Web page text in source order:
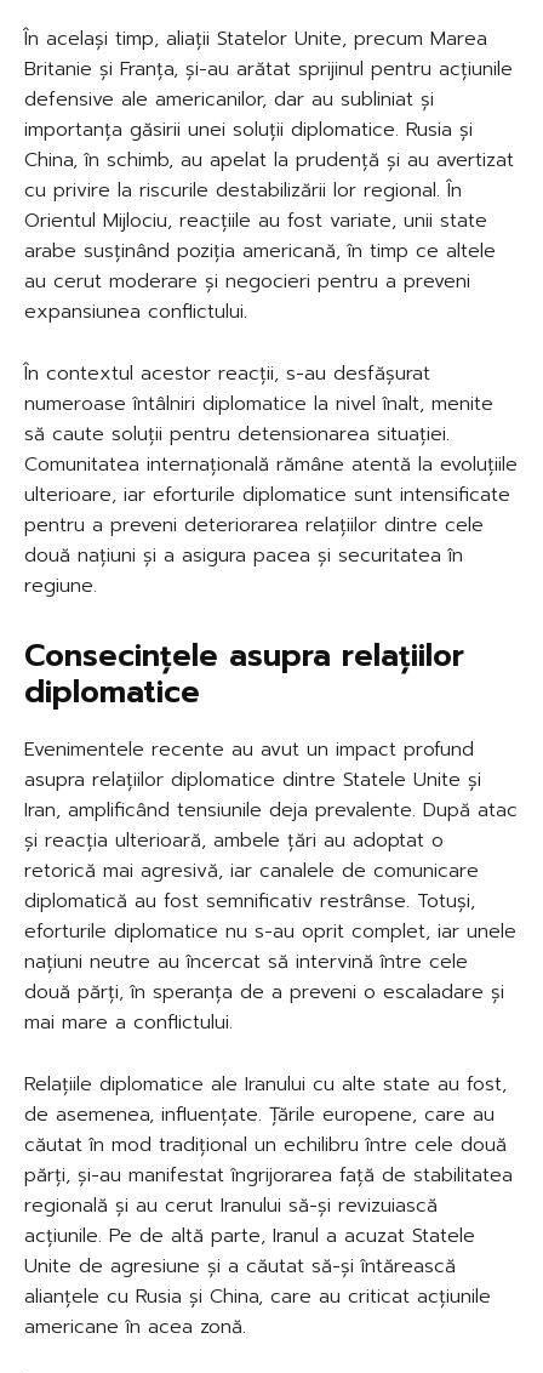
În același timp, aliații Statelor Unite, precum Marea
Britanie și Franța, și-au arătat sprijinul pentru acțiunile
defensive ale americanilor, dar au subliniat și
importanța găsirii unei soluții diplomatice. Rusia și
China, în schimb, au apelat la prudență și au avertizat
cu privire la riscurile destabilizării lor regional. În
Orientul Mijlociu, reacțiile au fost variate, unii state
arabe susținând poziția americană, în timp ce altele
au cerut moderare și negocieri pentru a preveni
expansiunea conflictului.
În contextul acestor reacții, s-au desfășurat
numeroase întâlniri diplomatice la nivel înalt, menite
să caute soluții pentru detensionarea situației.
Comunitatea internațională rămâne atentă la evoluțiile
ulterioare, iar eforturile diplomatice sunt intensificate
pentru a preveni deteriorarea relațiilor dintre cele
două națiuni și a asigura pacea și securitatea în
regiune.
Consecințele asupra relațiilor
diplomatice
Evenimentele recente au avut un impact profund
asupra relațiilor diplomatice dintre Statele Unite și
Iran, amplificând tensiunile deja prevalente. După atac
și reacția ulterioară, ambele țări au adoptat o
retorică mai agresivă, iar canalele de comunicare
diplomatică au fost semnificativ restrânse. Totuși,
eforturile diplomatice nu s-au oprit complet, iar unele
națiuni neutre au încercat să intervină între cele
două părți, în speranța de a preveni o escaladare și
mai mare a conflictului.
Relațiile diplomatice ale Iranului cu alte state au fost,
de asemenea, influențate. Țările europene, care au
căutat în mod tradițional un echilibru între cele două
părți, și-au manifestat îngrijorarea față de stabilitatea
regională și au cerut Iranului să-și revizuiască
acțiunile. Pe de altă parte, Iranul a acuzat Statele
Unite de agresiune și a căutat să-și întărească
alianțele cu Rusia și China, care au criticat acțiunile
americane în acea zonă.